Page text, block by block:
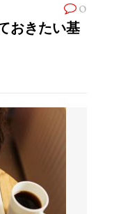
0
おきたい基